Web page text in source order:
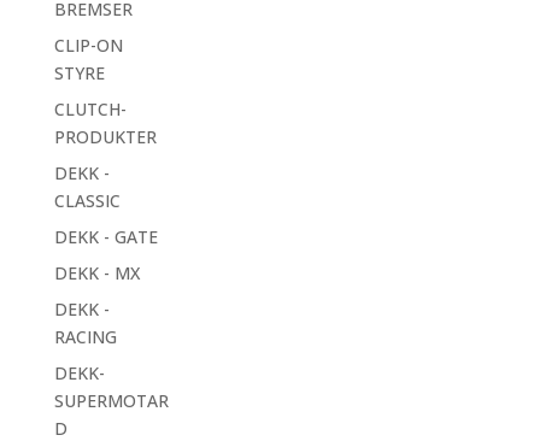
BREMSER
CLIP-ON
STYRE
CLUTCH-
PRODUKTER
DEKK -
CLASSIC
DEKK - GATE
DEKK - MX
DEKK -
RACING
DEKK-
SUPERMOTAR
D